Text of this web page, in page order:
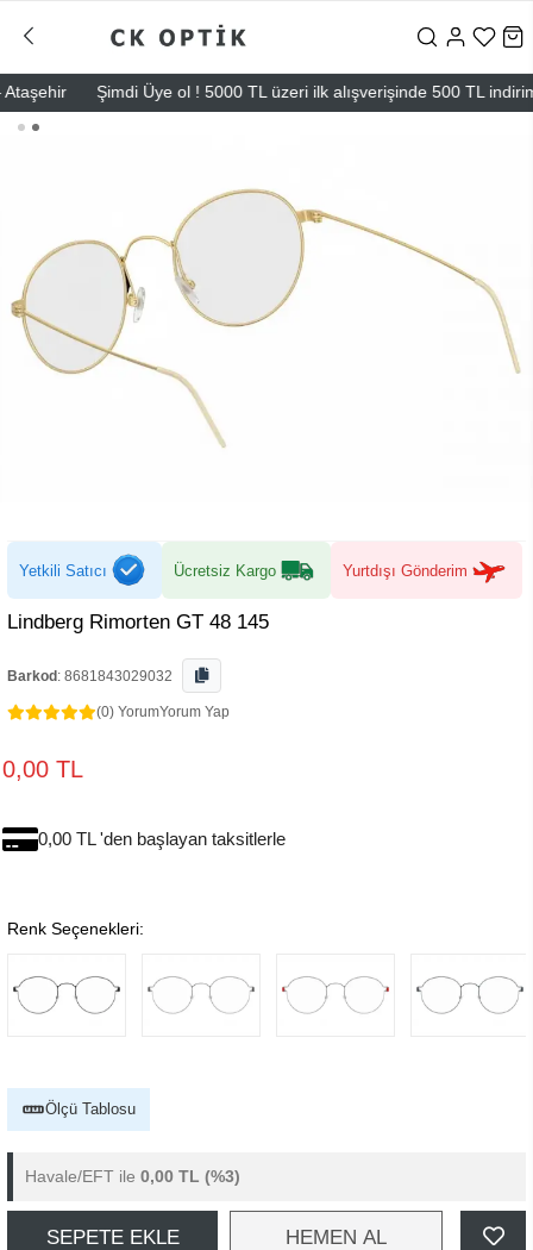
Şimdi Üye ol ! 5000 TL üzeri ilk alışverişinde 500 TL indirim
Yetkili Satıcı Ücretsiz Kargo Yurtdışı Gönderim
Lindberg Rimorten GT 48 145
Barkod : 8681843029032
(0) YorumYorum Yap
0,00 TL
0,00 TL 'den başlayan taksitlerle
Renk Seçenekleri:
Ölçü Tablosu
Havale/EFT ile 0,00 TL (%3)
SEPETE EKLE HEMEN AL